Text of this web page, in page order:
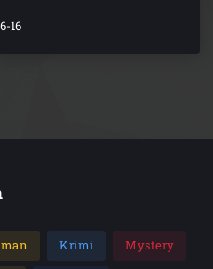
16
Krimi Mystery